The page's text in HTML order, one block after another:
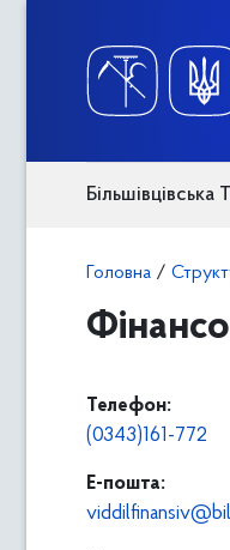
Більшівцівська
Головна /
Телефон:
(0343)161-772
E-пошта: